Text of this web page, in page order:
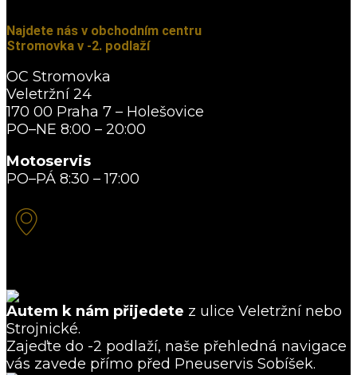
Najdete nás v obchodním centru
Stromovka v -2. podlaží
OC Stromovka
Veletržní 24
170 00 Praha 7 – Holešovice
PO–NE 8:00 – 20:00
Motoservis
PO–PÁ 8:30 – 17:00
Autem k nám přijedete z ulice Veletržní nebo
Strojnické.
Zajeďte do -2 podlaží, naše přehledná navigace
vás zavede přímo před Pneuservis Sobíšek.